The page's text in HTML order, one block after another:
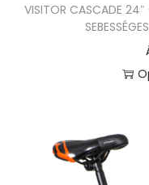
VISITOR CASCADE 24″